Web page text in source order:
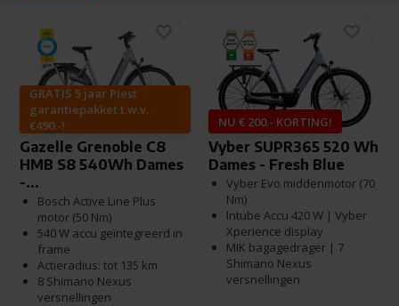
GRATIS 5 jaar Piest
garantiepakket t.w.v.
€490.-!
Gazelle Grenoble C8
HMB S8 540Wh Dames
-...
Bosch Active Line Plus
motor (50 Nm)
540 W accu geïntegreerd in
frame
Actieradius: tot 135 km
8 Shimano Nexus
versnellingen
NU € 200.- KORTING!
Vyber SUPR365 520 Wh
Dames - Fresh Blue
Vyber Evo middenmotor (70
Nm)
Intube Accu 420 W | Vyber
Xperience display
MIK bagagedrager | 7
Shimano Nexus
versnellingen